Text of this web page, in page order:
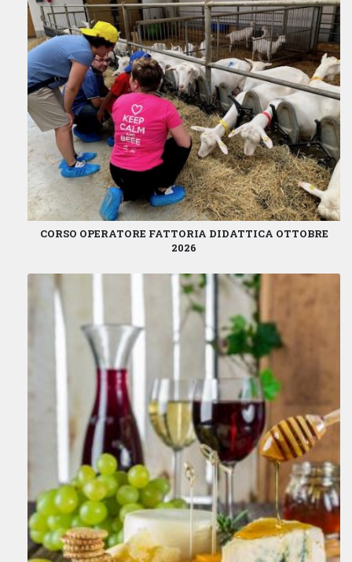
CORSO OPERATORE FATTORIA DIDATTICA OTTOBRE
2026